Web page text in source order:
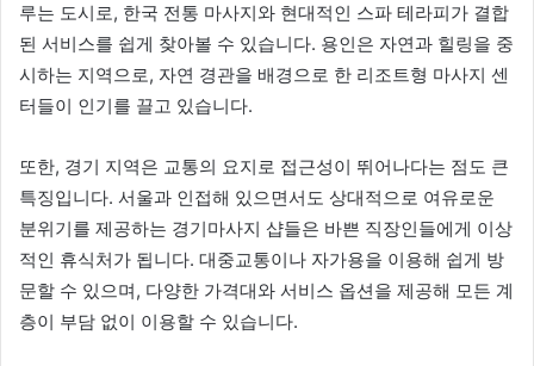
루는 도시로, 한국 전통 마사지와 현대적인 스파 테라피가 결합
된 서비스를 쉽게 찾아볼 수 있습니다. 용인은 자연과 힐링을 중
시하는 지역으로, 자연 경관을 배경으로 한 리조트형 마사지 센
터들이 인기를 끌고 있습니다.
또한, 경기 지역은 교통의 요지로 접근성이 뛰어나다는 점도 큰
특징입니다. 서울과 인접해 있으면서도 상대적으로 여유로운
분위기를 제공하는 경기마사지 샵들은 바쁜 직장인들에게 이상
적인 휴식처가 됩니다. 대중교통이나 자가용을 이용해 쉽게 방
문할 수 있으며, 다양한 가격대와 서비스 옵션을 제공해 모든 계
층이 부담 없이 이용할 수 있습니다.